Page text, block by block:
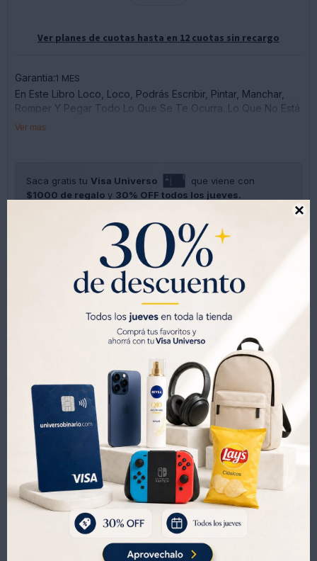

Ver planes de cuotas hasta en 12 cuotas sin recargo
Garantia:1 MES
En Este Libro Loco, Loco, Podrás Escribir, Pintar, Manchar,
Romper Y Pegar Todo Lo Que Se Te Ocurra. Lo Que No Está
Permitido Es Mantenerte Indiferente.
Ver mas
Saca gratis tu Visa Universo
que viene con
$1000 de regalo y 30% OFF todos los jueves.
 
Métodos y costos de envíos
Productos que te pueden interesar